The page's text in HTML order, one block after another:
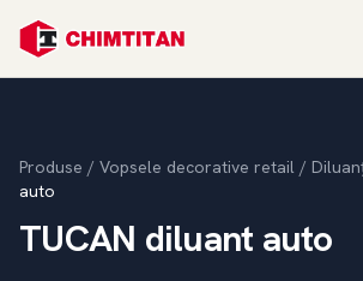
Produse / Vopsele decorative retail /
auto
TUCAN diluant auto